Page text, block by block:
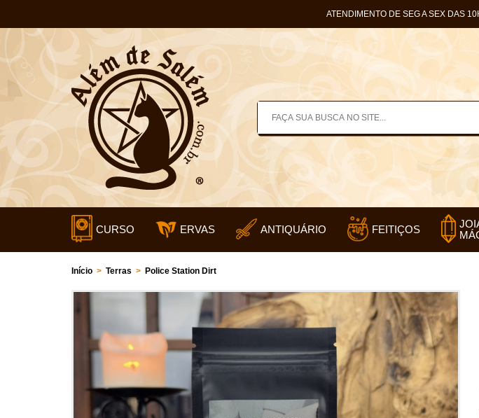
ATENDIMENTO DE SEG A SEX DAS
CURSO ERVAS ANTIQUÁRIO FEITIÇOS
Início > Terras > Police Station Dirt